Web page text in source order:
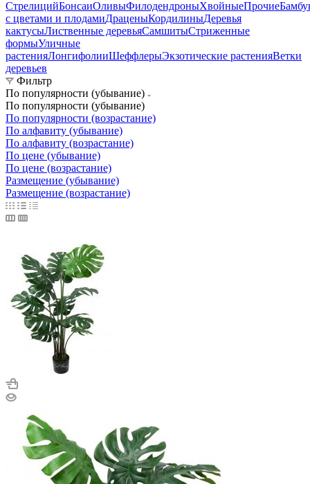
СтрелицийБонсаиОливыФилодендроныХвойныеПрочие
с цветами и плодамиДраценыКордилиныДеревья
кактусыЛиственные деревьяСамшитыСтриженные
формыУличные
растенияЛонгифолииШеффлерыЭкзотические растенияВетки
деревьев
Фильтр
По популярности (убывание)
По популярности (убывание)
По популярности (возрастание)
По алфавиту (убывание)
По алфавиту (возрастание)
По цене (убывание)
По цене (возрастание)
Размещение (убывание)
Размещение (возрастание)